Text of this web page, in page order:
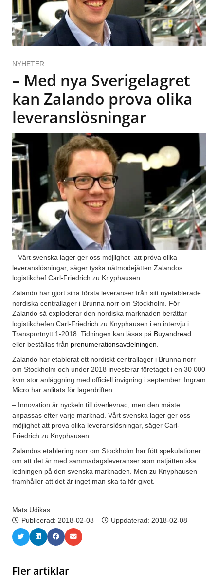
NYHETER
– Med nya Sverigelagret
kan Zalando prova olika
leveranslösningar
– Vårt svenska lager ger oss möjlighet att pröva olika
leveranslösningar, säger tyska nätmodejätten Zalandos
logistikchef Carl-Friedrich zu Knyphausen.
Zalando har gjort sina första leveranser från sitt nyetablerade
nordiska centrallager i Brunna norr om Stockholm. För
Zalando så exploderar den nordiska marknaden berättar
logistikchefen Carl-Friedrich zu Knyphausen i en intervju i
Transportnytt 1-2018. Tidningen kan läsas på Buyandread
eller beställas från prenumerationsavdelningen
Zalando har etablerat ett nordiskt centrallager i Brunna norr
om Stockholm och under 2018 investerar företaget i en 30 000
kvm stor anläggning med officiell invigning i september. Ingram
Micro har anlitats för lagerdriften.
– Innovation är nyckeln till överlevnad, men den måste
anpassas efter varje marknad. Vårt svenska lager ger oss
möjlighet att prova olika leveranslösningar, säger Carl-
Friedrich zu Knyphausen.
Zalandos etablering norr om Stockholm har fött spekulationer
om att det är med sammadagsleveranser som nätjätten ska
ledningen på den svenska marknaden. Men zu Knyphausen
framhåller att det är inget man ska ta för givet.
Mats Udikas
Publicerad: 2018-02-08 Uppdaterad: 2018-02-08
Fler artiklar